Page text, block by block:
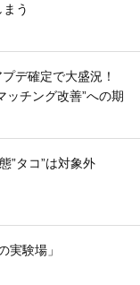
う
デ確定で大盛況！
ッチング改善”への期
”タコ”は対象外
実験場」